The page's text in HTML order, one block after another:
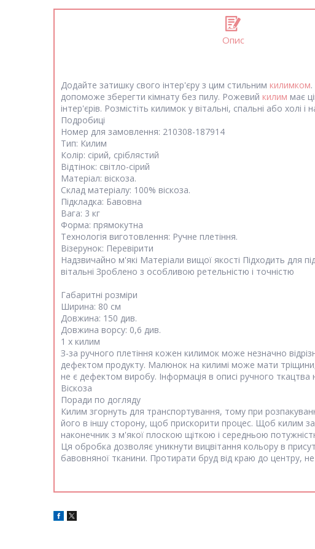
Опис
Додайте затишку свого інтер'єру з цим стильним килимком
допоможе зберегти кімнату без пилу. Рожевий килим має
інтер'єрів. Розмістіть килимок у вітальні, спальні або холі
Подробиці
Номер для замовлення: 210308-187914
Тип: Килим
Колір: сірий, сріблястий
Відтінок: світло-сірий
Матеріал: віскоза.
Склад матеріалу: 100% віскоза.
Підкладка: Бавовна
Вага: 3 кг
Форма: прямокутна
Технологія виготовлення: Ручне плетіння.
Візерунок: Перевірити
Надзвичайно м'які Матеріали вищої якості Підходить для
вітальні Зроблено з особливою ретельністю і точністю
Габаритні розміри
Ширина: 80 см
Довжина: 150 див.
Довжина ворсу: 0,6 див.
1 х килим
З-за ручного плетіння кожен килимок може незначно
дефектом продукту. Малюнок на килимі може мати тріщини,
не є дефектом виробу. Інформація в описі ручного
Віскоза
Поради по догляду
Килим згорнуть для транспортування, тому при
його в іншу сторону, щоб прискорити процес. Щоб килим
наконечник з м'якої плоскою щіткою і середньою
Ця обробка дозволяє уникнути вицвітання кольору в
бавовняної тканини. Протирати бруд від краю до центру,